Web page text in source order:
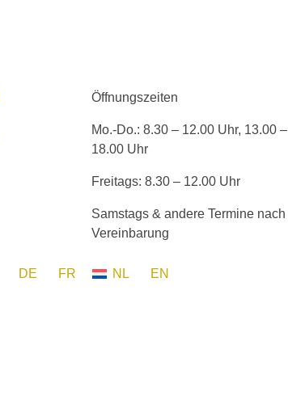
Öffnungszeiten
Mo.-Do.: 8.30 – 12.00 Uhr, 13.00 –
18.00 Uhr
Freitags: 8.30 – 12.00 Uhr
Samstags & andere Termine nach
Vereinbarung
DE FR NL EN